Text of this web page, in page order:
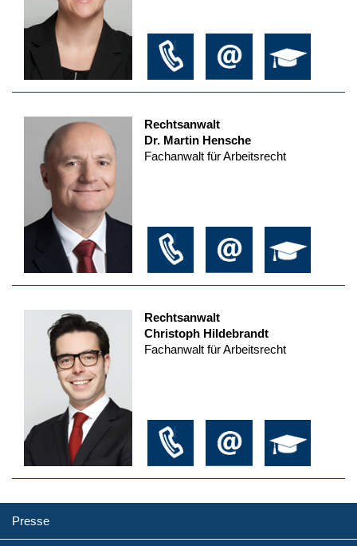
Rechtsanwalt
Dr. Martin Hensche
Fachanwalt für Arbeitsrecht
Rechtsanwalt
Christoph Hildebrandt
Fachanwalt für Arbeitsrecht
Presse